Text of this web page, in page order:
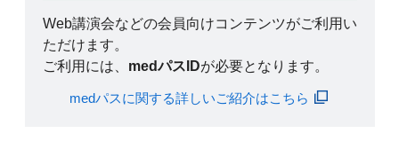
Web講演会などの会員向けコンテンツがご利用い
ただけます。
ご利用には、 medパスIDが必要となります。
medパスに関する詳しいご紹介はこちら